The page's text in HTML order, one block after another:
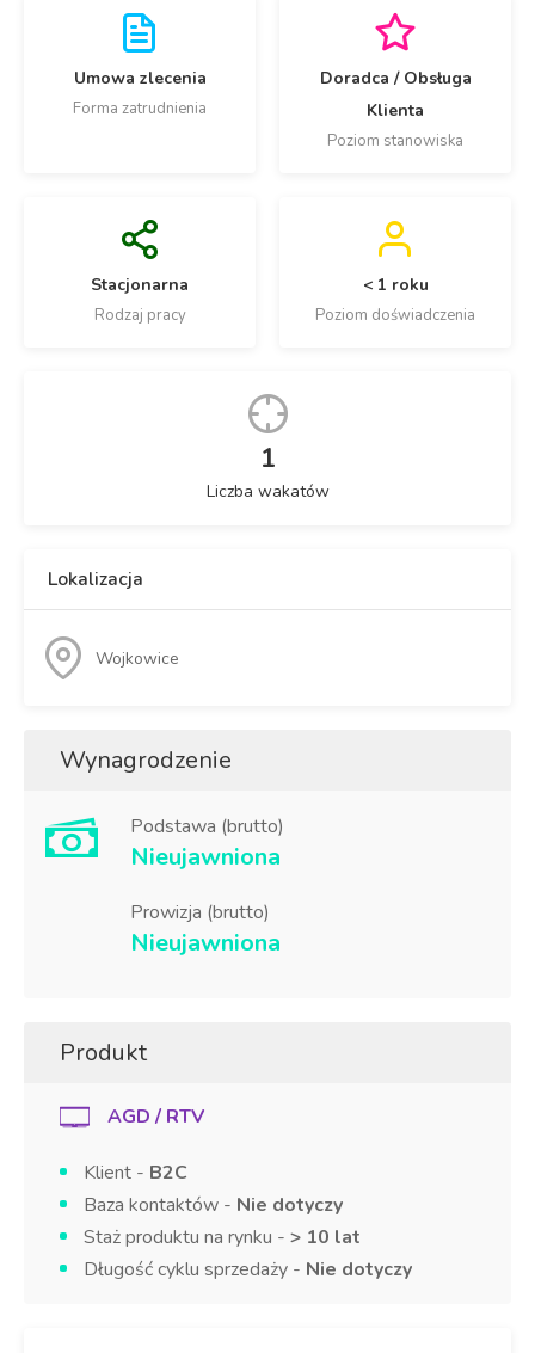
Umowa zlecenia
Forma zatrudnienia
Doradca / Obsługa
Klienta
Poziom stanowiska
Stacjonarna
Rodzaj pracy
< 1 roku
Poziom doświadczenia
1
Liczba wakatów
Lokalizacja
Wojkowice
Wynagrodzenie
Podstawa (brutto)
Nieujawniona
Prowizja (brutto)
Nieujawniona
Produkt
AGD / RTV
Klient - B2C
Baza kontaktów - Nie dotyczy
Staż produktu na rynku - > 10 lat
Długość cyklu sprzedaży - Nie dotyczy